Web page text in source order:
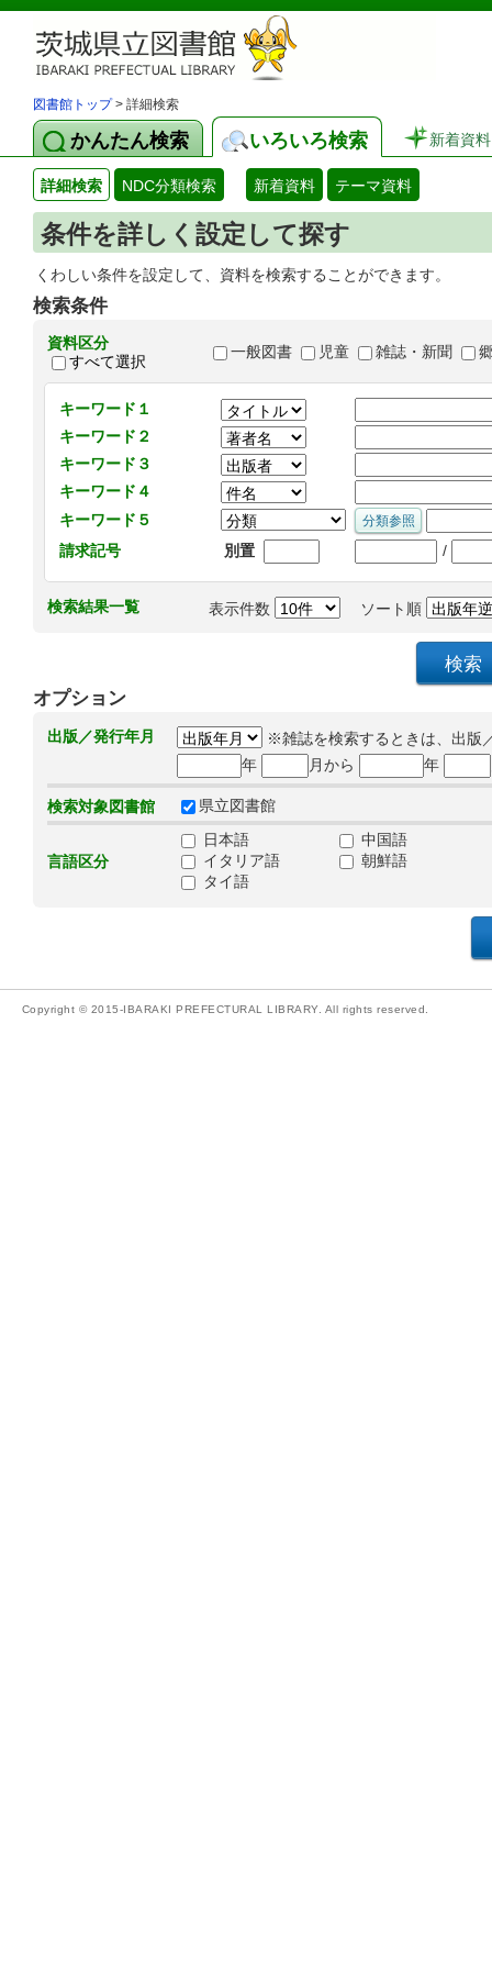
図書館トップ> 詳細検索
かんたん検索 いろいろ検索 新着資料
詳細検索 NDC分類検索 新着資料 テーマ資料
条件を詳しく設定して探す
くわしい条件を設定して、資料を検索することができます。
検索条件
資料区分
すべて選択
一般図書 児童 雑誌・新聞
キーワード１
キーワード２
キーワード３
キーワード４
キーワード５
請求記号
別置 /
検索結果一覧 表示件数 ソート順
オプション
出版／発行年月
※雑誌を検索するときは、出版
年
月から 年
検索対象図書館 県立図書館
言語区分
日本語
中国語
イタリア語
朝鮮語
タイ語
Copyright © 2015-IBARAKI PREFECTURAL LIBRARY. All rights reserved.